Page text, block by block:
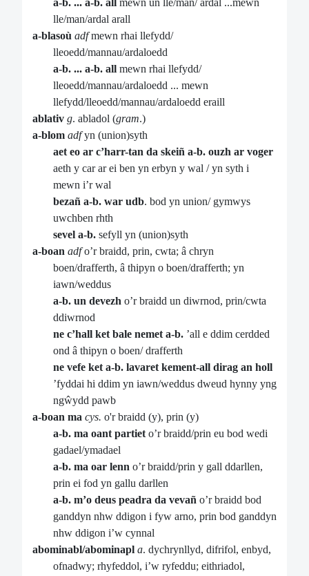
a-b. ... a-b. all
mewn un lle/man/ ardal ...mewn
lle/man/ardal arall
a-blasoù adfmewn rhai llefydd/
lleoedd/mannau/ardaloedd
a-b. ... a-b. all mewn rhai llefydd/
lleoedd/mannau/ardaloedd ... mewn
llefydd/lleoedd/mannau/ardaloedd eraill
ablativ g. abladol (gram.)
a-blom adfyn (union)syth
aet eo ar c’harr-tan da skeiñ a-b. ouzh ar voger
aeth y car ar ei ben yn erbyn y wal / yn syth i
mewn i’r wal
bezañ a-b. war udb. bod yn union/ gymwys
uwchben rhth
sevel a-b. sefyll yn (union)syth
a-boan adfo’r braidd, prin, cwta; â chryn
boen/drafferth, â thipyn o boen/drafferth; yn
iawn/weddus
a-b. un devezh o’r braidd un diwrnod, prin/cwta
ddiwrnod
ne c’hall ket bale nemet a-b. ’all e ddim cerdded
ond â thipyn o boen/ drafferth
ne vefe ket a-b. lavaret kement-all dirag an holl
’fyddai hi ddim yn iawn/weddus dweud hynny yng
ngŵydd pawb
a-boan ma cys. o'r braidd (y), prin (y)
a-b. ma oant partiet o’r braidd/prin eu bod wedi
gadael/ymadael
a-b. ma oar lenn o’r braidd/prin y gall ddarllen,
prin ei fod yn gallu darllen
a-b. m’o deus peadra da vevañ o’r braidd bod
ganddyn nhw ddigon i fyw arno, prin bod ganddyn
nhw ddigon i’w cynnal
abominabl/abominapl a. dychrynllyd, difrifol, enbyd,
ofnadwy; rhyfeddol, i’w ryfeddu; eithriadol,